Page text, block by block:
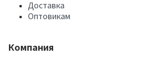
Доставка
Оптовикам
Компания